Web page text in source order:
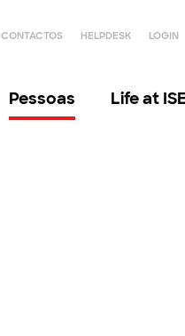
CONTACTOS HELPDESK LOGIN
Pessoas Life at